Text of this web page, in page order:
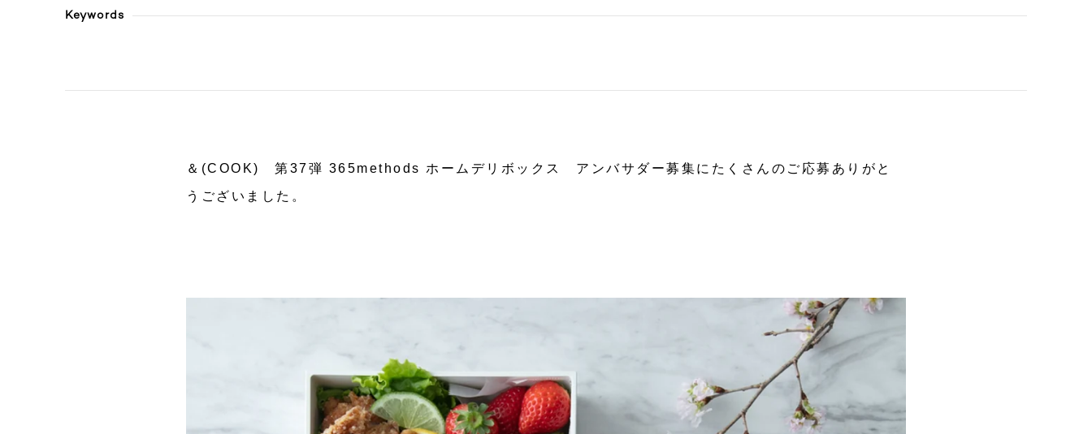
Keywords
＆(COOK) 第37弾 365methods ホームデリボックス アンバサダー募集にたくさんのご応募ありがと
うございました。